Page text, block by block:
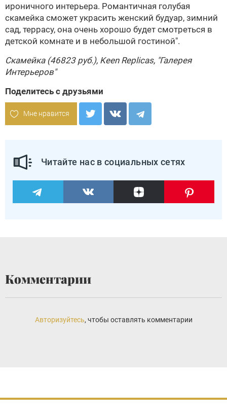
ироничного интерьера. Романтичная голубая
скамейка сможет украсить женский будуар, зимний
сад, террасу, она очень хорошо будет смотреться в
детской комнате и в небольшой гостиной".
Скамейка (46823 руб.), Keen Replicas, "Галерея
Интерьеров"
Поделитесь с друзьями
Мне нравится
Читайте нас в социальных сетях
Комментарии
Авторизуйтесь, чтобы оставлять комментарии